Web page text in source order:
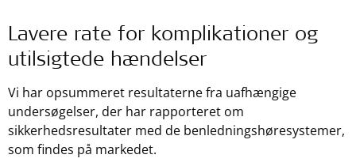
Lavere rate for komplikationer og
utilsigtede hændelser
Vi har opsummeret resultaterne fra uafhængige
undersøgelser, der har rapporteret om
sikkerhedsresultater med de benledningshøresystemer,
som findes på markedet.